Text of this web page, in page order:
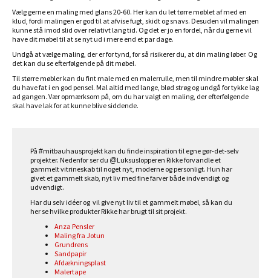
Vælg gerne en maling med glans 20-60. Her kan du let tørre møblet af med en
klud, fordi malingen er god til at afvise fugt, skidt og snavs. Desuden vil malingen
kunne stå imod slid over relativt lang tid. Og det er jo en fordel, når du gerne vil
have dit møbel til at se nyt ud i mere end et par dage.
Undgå at vælge maling, der er for tynd, for så risikerer du, at din maling løber. Og
det kan du se efterfølgende på dit møbel.
Til større møbler kan du fint male med en malerrulle, men til mindre møbler skal
du have fat i en god pensel. Mal altid med lange, blød strøg og undgå for tykke lag
ad gangen. Vær opmærksom på, om du har valgt en maling, der efterfølgende
skal have lak for at kunne blive siddende.
På #mitbauhausprojekt kan du finde inspiration til egne gør-det-selv
projekter. Nedenfor ser du @Luksuslopperen Rikke forvandle et
gammelt vitrineskab til noget nyt, moderne og personligt. Hun har
givet et gammelt skab, nyt liv med fine farver både indvendigt og
udvendigt.
Har du selv idéer og vil give nyt liv til et gammelt møbel, så kan du
her se hvilke produkter Rikke har brugt til sit projekt.
Anza Pensler
Maling fra Jotun
Grundrens
Sandpapir
Afdækningsplast
Malertape